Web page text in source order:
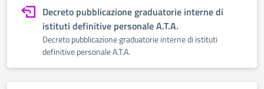
Decreto pubblicazione graduatorie interne di
istituti definitive personale A.T.A.
Decreto pubblicazione graduatorie interne di istituti
definitive personale A.T.A.